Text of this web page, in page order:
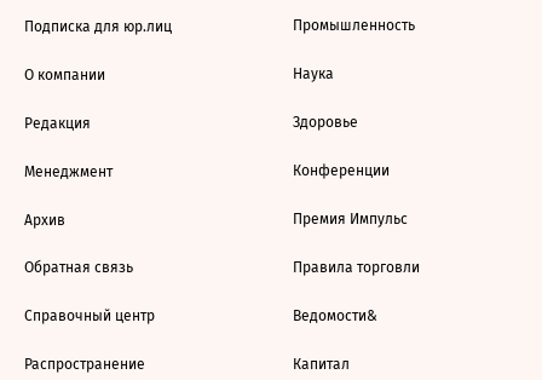
Подписка для юр.лиц
О компании
Редакция
Менеджмент
Архив
Обратная связь
Справочный центр
Распространение
Промышленность
Наука
Здоровье
Конференции
Премия Импульс
Правила торговли
Ведомости&
Капитал